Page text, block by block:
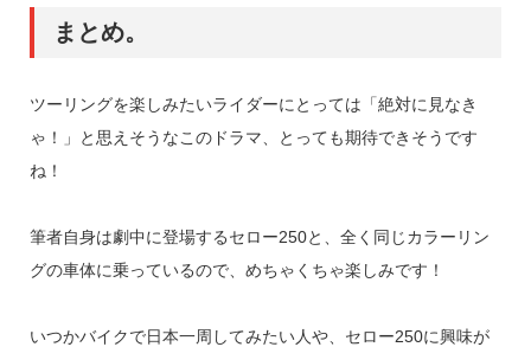
まとめ。
ツーリングを楽しみたいライダーにとっては「絶対に見なき
ゃ！」と思えそうなこのドラマ、とっても期待できそうです
ね！
筆者自身は劇中に登場するセロー250と、全く同じカラーリン
グの車体に乗っているので、めちゃくちゃ楽しみです！
いつかバイクで日本一周してみたい人や、セロー250に興味が